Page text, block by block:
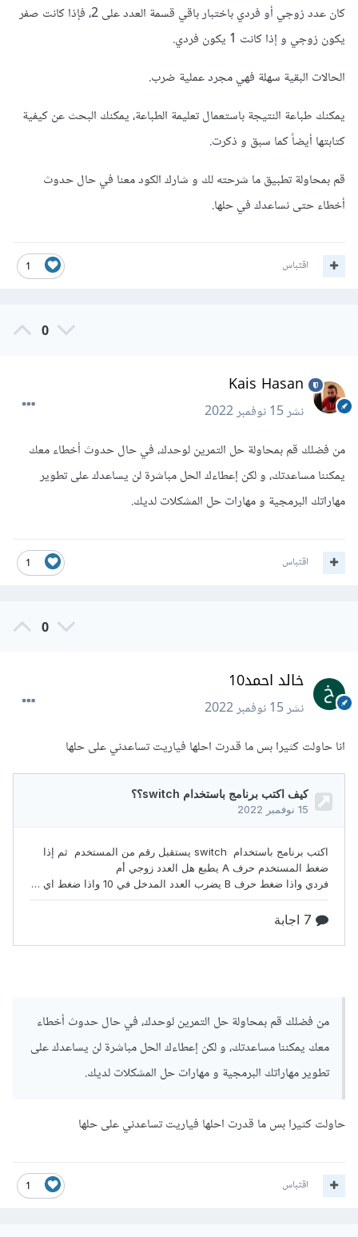
كان عدد زوجي أو فردي باختبار باقي قسمة العدد على 2، فإذا كانت صفر
يكون زوجي و إذا كانت 1 يكون فردي.
الحالات البقية سهلة فهي مجرد عملية ضرب.
يمكنك طباعة النتيجة باستعمال تعليمة الطباعة، يمكنك البحث عن كيفية
كتابتها أيضاً كما سبق و ذكرت.
قم بمحاولة تطبيق ما شرحته لك و شارك الكود معنا في حال حدوث
أخطاء حتى نساعدك في حلها.
1 اقتباس
0
Kais Hasan
نشر15 نوفمبر 2022
من فضلك قم بمحاولة حل التمرين لوحدك، في حال حدوث أخطاء معك
يمكننا مساعدتك، و لكن إعطاءك الحل مباشرة لن يساعدك على تطوير
مهاراتك البرمجية و مهارات حل المشكلات لديك.
1 اقتباس
0
خالد احمد10
نشر15 نوفمبر 2022
انا حاولت كثيرا بس ما قدرت احلها فياريت تساعدني على حلها
من فضلك قم بمحاولة حل التمرين لوحدك، في حال حدوث أخطاء
معك يمكننا مساعدتك، و لكن إعطاءك الحل مباشرة لن يساعدك على
تطوير مهاراتك البرمجية و مهارات حل المشكلات لديك.
حاولت كثيرا بس ما قدرت احلها فياريت تساعدني على حلها
1 اقتباس